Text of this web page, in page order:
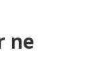
ne